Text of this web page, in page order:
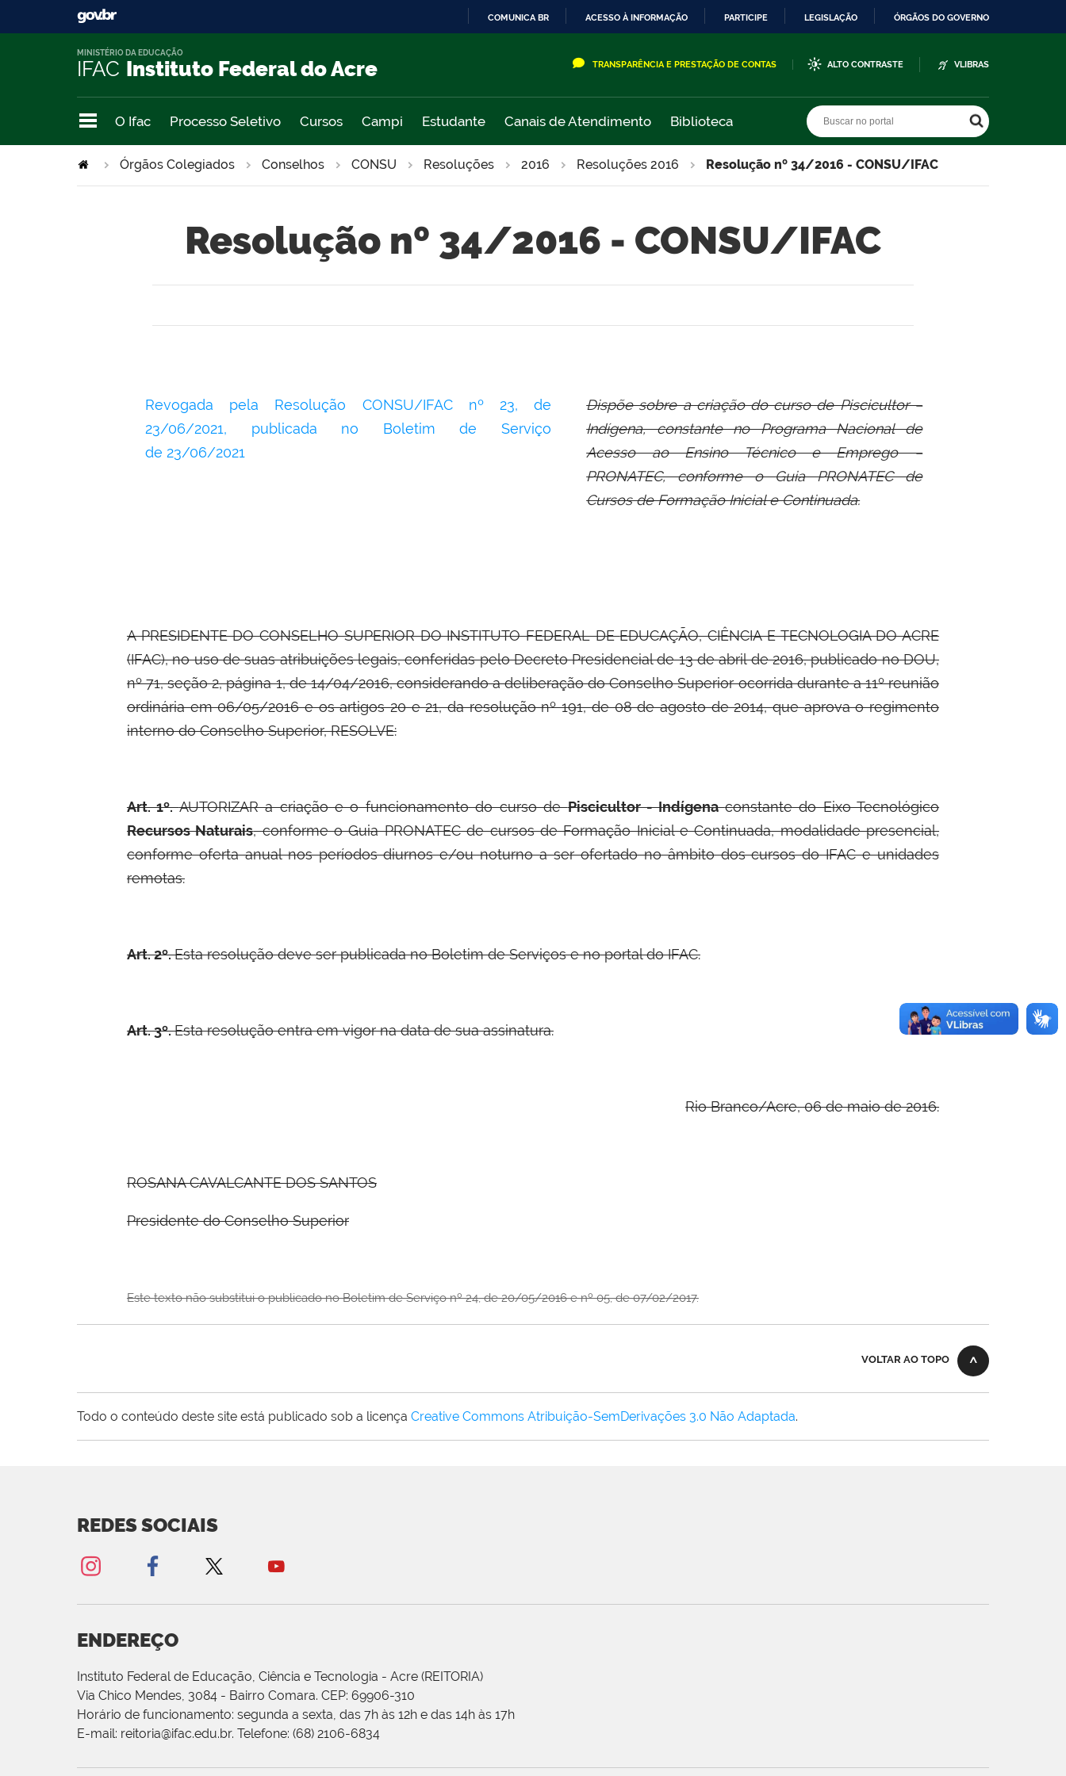
COMUNICA BR ACESSO À INFORMAÇÃO PARTICIPE LEGISLAÇÃO ÓRGÃOS DO GOVERNO
IFAC Instituto Federal do Acre
MINISTÉRIO DA EDUCAÇÃO
TRANSPARÊNCIA E PRESTAÇÃO DE CONTAS ALTO CONTRASTE VLIBRAS
O Ifac Processo Seletivo Cursos Campi Estudante Canais de Atendimento Biblioteca
Órgãos Colegiados Conselhos CONSU Resoluções 2016 Resoluções 2016 Resolução nº 34/2016 - CONSU/IFAC
Resolução nº 34/2016 - CONSU/IFAC
Revogada pela Resolução CONSU/IFAC nº 23,
de
23/06/2021, publicada no Boletim de Serviço
de23/06/2021
Dispõe sobre a criação do curso de Piscicultor –
Indígena, constante no Programa Nacional de
Acesso ao Ensino Técnico e Emprego –
PRONATEC, conforme o Guia PRONATEC de
Cursos de Formação Inicial e Continuada.
A PRESIDENTE DO CONSELHO SUPERIOR DO INSTITUTO FEDERAL DEEDUCAÇÃO, CIÊNCIA E TECNOLOGIA DO ACRE
(IFAC), no uso de suas atribuições legais, conferidas pelo Decreto Presidencial de 13 de abril de 2016, publicado no DOU,
nº 71, seção 2, página 1, de 14/04/2016, considerando a deliberação do Conselho Superior ocorrida durante a 11º reunião
ordinária em 06/05/2016 e os artigos 20 e 21, da resolução nº 191, de 08 de agosto de 2014, que aprova o regimento
interno do Conselho Superior, RESOLVE:
Art. 1º.AUTORIZAR a criação e o funcionamento do curso dePiscicultor - Indígenaconstante do Eixo Tecnológico
Recursos Naturais, conforme o Guia PRONATEC de cursos de Formação Inicial e Continuada, modalidade presencial,
conforme oferta anual nos períodos diurnos e/ou noturno a ser ofertado no âmbito dos cursos do IFAC e unidades
remotas.
Art. 2º.Esta resolução deve ser publicada no Boletim de Serviços e no portal do IFAC.
Art. 3º.Esta resolução entra em vigor na data de sua assinatura.
Rio Branco/Acre, 06 de maio de 2016.
ROSANA CAVALCANTE DOS SANTOS
Presidente do Conselho Superior
Este texto não substitui o publicado no Boletim de Serviço nº 24, de 20/05/2016 e nº 05, de 07/02/2017.
VOLTAR AO TOPO
Todo o conteúdo deste site está publicado sob a licença Creative Commons Atribuição-SemDerivações 3.0 Não Adaptada.
REDES SOCIAIS
ENDEREÇO
Instituto Federal de Educação, Ciência e Tecnologia - Acre (REITORIA)
Via Chico Mendes, 3084 - Bairro Comara. CEP: 69906-310
Horário de funcionamento: segunda a sexta, das 7h às 12h e das 14h às 17h
E-mail: reitoria@ifac.edu.br. Telefone: (68) 2106-6834